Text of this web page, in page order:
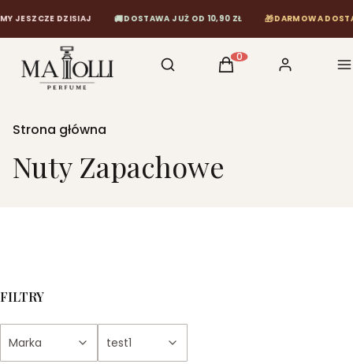
🚚DOSTAWA JUŻ OD 10,90 ZŁ 🎁DARMOWA DOSTAWA OD 120 ZŁ
Otwórz wyszukiwarkę
Szukaj Produkty w koszyku:
Koszyk Zaloguj się
Strona główna
Nuty Zapachowe
FILTRY
Marka test1